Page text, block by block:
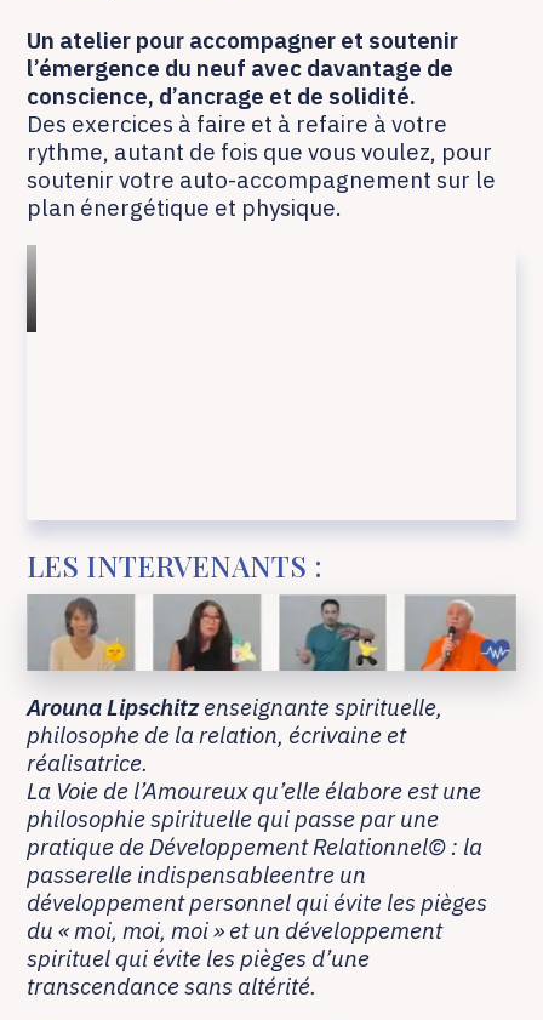
Un atelier pour accompagner et soutenir
l’émergence du neuf avec davantage de
conscience, d’ancrage et de solidité.
Des exercices à faire et à refaire à votre
rythme, autant de fois que vous voulez, pour
soutenir votre auto-accompagnement sur le
plan énergétique et physique.
LES INTERVENANTS :
Arouna Lipschitzenseignante spirituelle,
philosophe de la relation, écrivaine et
réalisatrice.
La Voie de l’Amoureux qu’elle élabore est une
philosophie spirituelle qui passe par une
pratique de Développement Relationnel© : la
passerelle indispensableentre un
développement personnel qui évite les pièges
du « moi, moi, moi » et un développement
spirituel qui évite les pièges d’une
transcendance sans altérité.